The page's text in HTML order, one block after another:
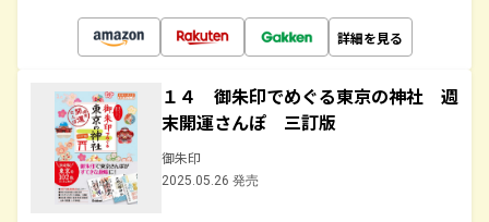
詳細を見る
１４ 御朱印でめぐる東京の神社 週
末開運さんぽ 三訂版
御朱印
2025.05.26 発売